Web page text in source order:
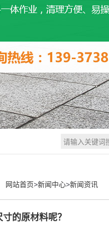
网站首页>新闻中心>新闻资讯
的原材料呢？